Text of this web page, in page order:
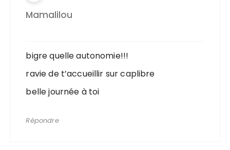
Mamalilou
bigre quelle autonomie!!!
ravie de t’accueillir sur caplibre
belle journée à toi
Répondre